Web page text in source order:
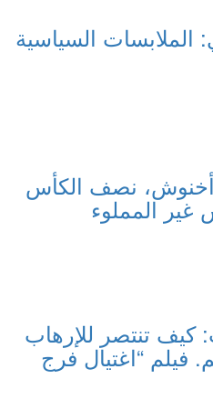
الملابسات السياسية
نصف الكأس
المملوء
تنتصر للإرهاب
فيلم “اغتيال فرج